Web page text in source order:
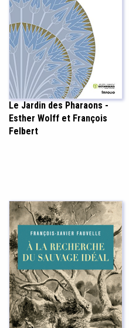
Le Jardin des Pharaons -
Esther Wolff et François
Felbert